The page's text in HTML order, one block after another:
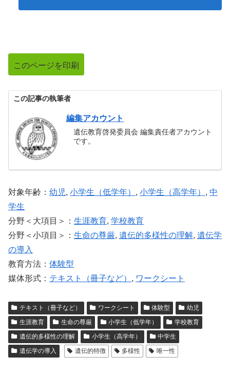
このページを印刷
この記事の執筆者
編集アカウント
遺伝教育啓発委員会 編集責任者アカウント
です。
対象年齢： 幼児, 小学生（低学年） , 小学生（高学年） , 中
学生
分野＜大項目＞： 生涯教育, 学校教育
分野＜小項目＞： 生命の尊厳, 遺伝的多様性の理解, 遺伝学
の導入
教育方法： 体験型
媒体形式： テキスト（冊子など） , ワークシート
テキスト（冊子など） ワークシート 体験型
幼児
生涯教育
生命の尊厳 小学生（低学年）
学校教育
遺伝的多様性の理解
小学生（高学年）
中学生
遺伝学の導入
遺伝的特徴 多様性 唯一性